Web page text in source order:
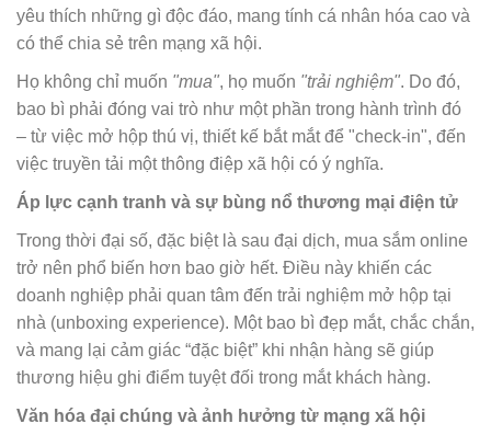
yêu thích những gì độc đáo, mang tính cá nhân hóa cao và
có thể chia sẻ trên mạng xã hội.
Họ không chỉ muốn "mua", họ muốn "trải nghiệm". Do đó,
bao bì phải đóng vai trò như một phần trong hành trình đó
– từ việc mở hộp thú vị, thiết kế bắt mắt để "check-in", đến
việc truyền tải một thông điệp xã hội có ý nghĩa.
Áp lực cạnh tranh và sự bùng nổ thương mại điện tử
Trong thời đại số, đặc biệt là sau đại dịch, mua sắm online
trở nên phổ biến hơn bao giờ hết. Điều này khiến các
doanh nghiệp phải quan tâm đến trải nghiệm mở hộp tại
nhà (unboxing experience). Một bao bì đẹp mắt, chắc chắn,
và mang lại cảm giác “đặc biệt” khi nhận hàng sẽ giúp
thương hiệu ghi điểm tuyệt đối trong mắt khách hàng.
Văn hóa đại chúng và ảnh hưởng từ mạng xã hội